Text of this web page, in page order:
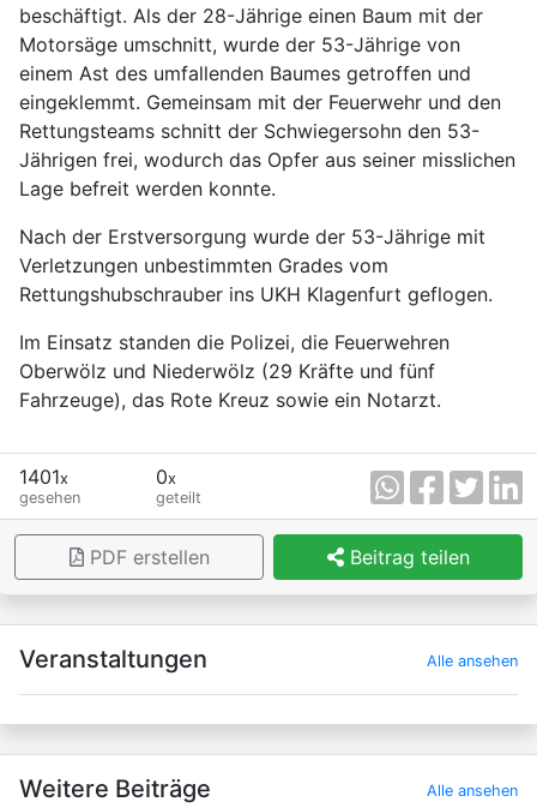
beschäftigt. Als der 28-Jährige einen Baum mit der
Motorsäge umschnitt, wurde der 53-Jährige von
einem Ast des umfallenden Baumes getroffen und
eingeklemmt. Gemeinsam mit der Feuerwehr und den
Rettungsteams schnitt der Schwiegersohn den 53-
Jährigen frei, wodurch das Opfer aus seiner misslichen
Lage befreit werden konnte.
Nach der Erstversorgung wurde der 53-Jährige mit
Verletzungen unbestimmten Grades vom
Rettungshubschrauber ins UKH Klagenfurt geflogen.
Im Einsatz standen die Polizei, die Feuerwehren
Oberwölz und Niederwölz (29 Kräfte und fünf
Fahrzeuge), das Rote Kreuz sowie ein Notarzt.
1401x
gesehen
0x
geteilt
PDF erstellen Beitrag teilen
×
Veranstaltungen Alle ansehen
Weitere Beiträge Alle ansehen